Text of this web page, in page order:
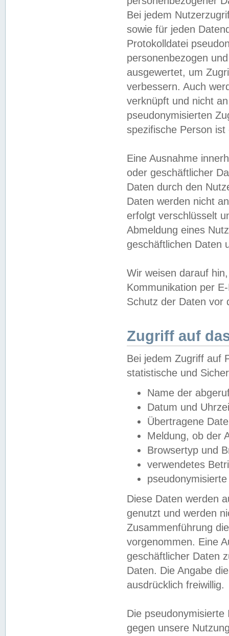
Bei jedem
sowie für jeden
Protokolldatei
personenbezogen
ausgewertet, um
verbessern. Auch
verknüpft und nicht
pseudonymisierten
spezifische Person
Eine Ausnahme
oder geschäftlicher
Daten durch den
Daten werden nicht
erfolgt verschlüsselt
Abmeldung eines
geschäftlichen Daten
Wir weisen darauf
Kommunikation per
Schutz der Daten vor
Zugriff auf
Bei jedem Zugriff auf
statistische und
Name der
Datum und
Übertragene
Meldung, ob der
Browsertyp und
verwendetes
Diese Daten werden
genutzt und werden
Zusammenführung
vorgenommen. Eine
geschäftlicher Daten
Daten. Die Angabe
ausdrücklich freiwillig.
Die
gegen unsere